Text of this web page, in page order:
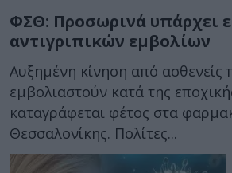
ΦΣΘ: Προσωρινά υπάρχει
αντιγριπικών εμβολίων
Αυξημένη κίνηση από
εμβολιαστούν κατά της
καταγράφεται φέτος στα
Θεσσαλονίκης. Πολίτες...